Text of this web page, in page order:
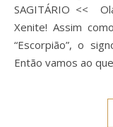
SAGITÁRIO <<
Xenite! Assim
“Escorpião”, o
Então vamos ao